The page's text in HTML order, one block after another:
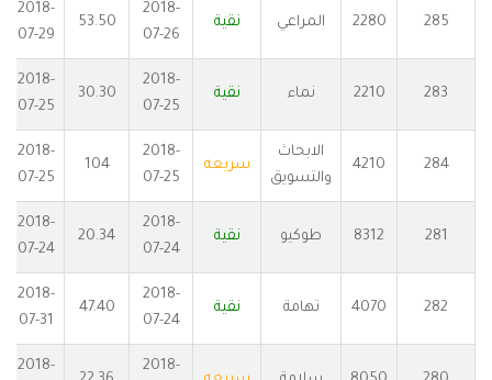
285
2280 المراعي نقية
2018-
07-26
53.50
2018-
07-29
283
2210 نماء نقية
2018-
07-25
30.30
2018-
07-25
284
4210
الابحاث
والتسويق
سريعه
2018-
07-25
104
2018-
07-25
281
8312 طوكيو نقية
2018-
07-24
20.34
2018-
07-24
282
4070 تهامة نقية
2018-
07-24
47.40
2018-
07-31
2018-
2018-